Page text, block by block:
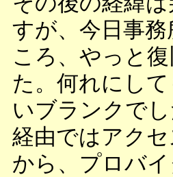
すが、今日事務
ころ、やっと
た。何れにし
いブランクで
経由ではアク
から、プロバ